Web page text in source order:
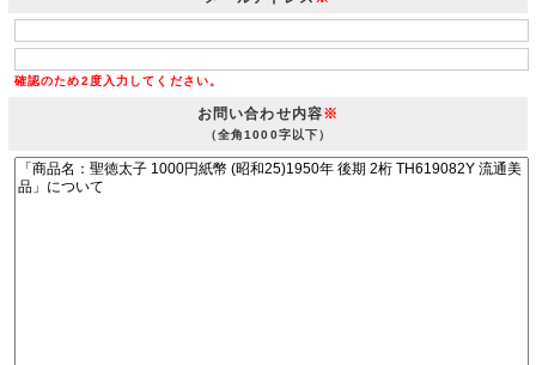
確認のため2度入力してください。
お問い合わせ内容※
（全角1000字以下）